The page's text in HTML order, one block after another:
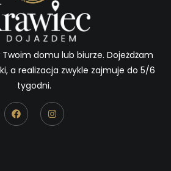
domu lub biurze. Dojeżdżam
a realizacja zwykle zajmuje do 5/6
tygodni.